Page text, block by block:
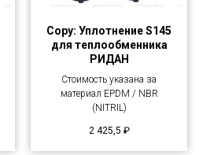
Copy: Уплотнение S145
для теплообменника
РИДАН
Стоимость указана за
материал EPDM / NBR
(NITRIL)
2 425,5 ₽